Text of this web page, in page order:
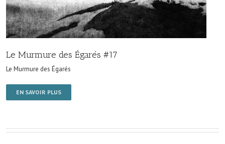
Le Murmure des Égarés #17
Le Murmure des Égarés
EN SAVOIR PLUS